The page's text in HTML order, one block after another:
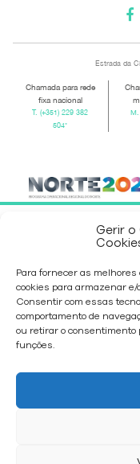
Gerir o
Para fornecer as
cookies para armazenar
Consentir com essas
comportamento de
ou retirar o
funções.
Estrada da
Chamada para rede
fixa nacional
T.(+351) 229 382
504*
M.